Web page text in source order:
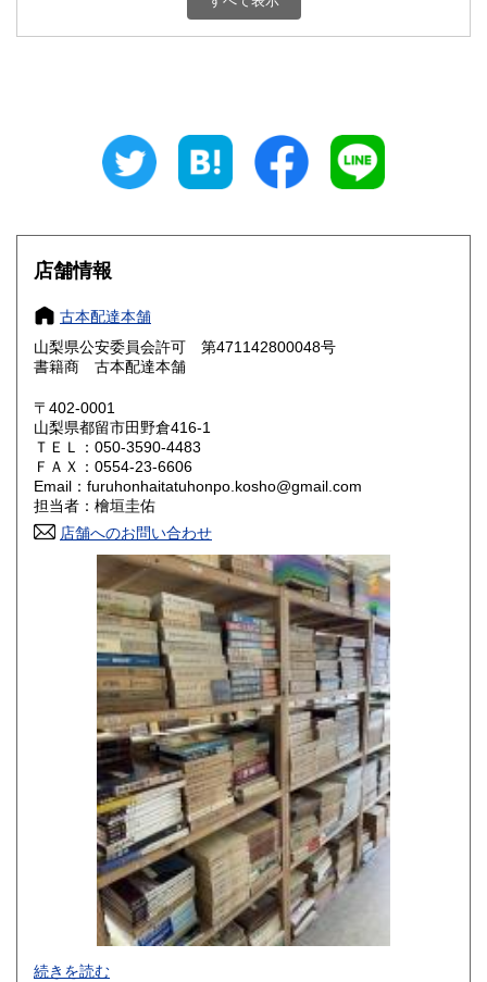
800円 三重県
大阪府
奈良県
鳥取県 800円 島根県
岡山県
山口県 800円
香川県 800円 愛媛県
高知県 800円
800円 長崎県
800円 大分県
800円 鹿児島県
1,500円
店舗情報
古本配達本舗
山梨県公安委員会許可 第471142800048号
書籍商 古本配達本舗
〒402-0001
山梨県都留市田野倉416-1
ＴＥＬ：050-3590-4483
ＦＡＸ：0554-23-6606
Email：furuhonhaitatuhonpo.kosho@gmail.com
担当者：檜垣圭佑
店舗へのお問い合わせ
-
続きを読む